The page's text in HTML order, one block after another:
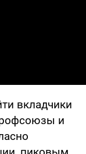
вкладчики
и